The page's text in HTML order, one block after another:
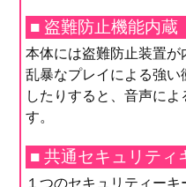
■ 盗難防止機能内蔵
本体には盗難防止装置が
乱暴なプレイによる強い
したりすると、音声に
す。
■ 共通セキュリティ
１つのセキュリティー